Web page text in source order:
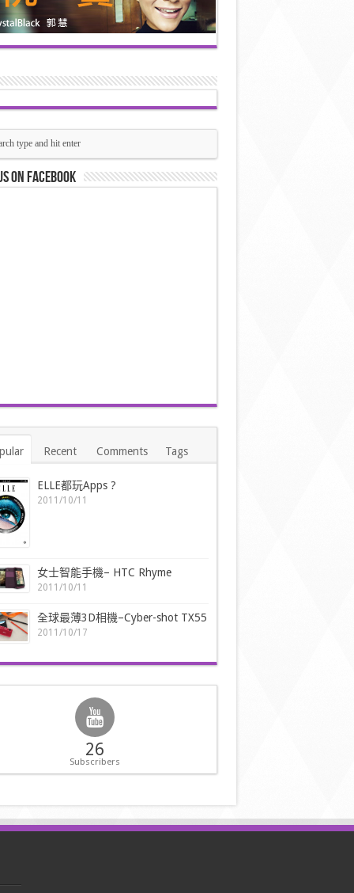
on Facebook
Recent Comments Tags
ELLE都玩Apps ?
2011/10/11
女士智能手機– HTC Rhyme
2011/10/11
全球最薄3D相機–Cyber-shot TX55
2011/10/17
26
Subscribers